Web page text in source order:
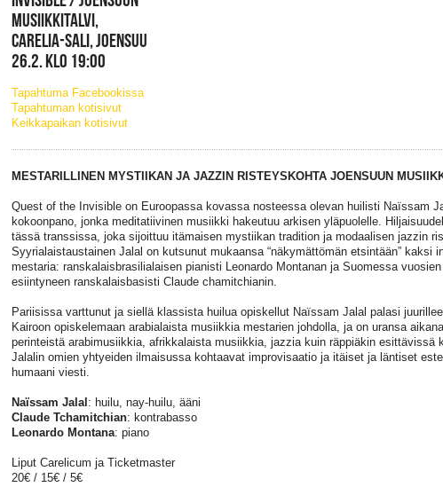
MUSIIKKITALVI,
CARELIA-SALI, JOENSUU
26.2. KLO 19:00
Tapahtuma Facebookissa
Tapahtuman kotisivut
Keikkapaikan kotisivut
MESTARILLINEN MYSTIIKAN JA JAZZIN RISTEYSKOHTA JOENSUUN
Quest of the Invisible on Euroopassa kovassa nosteessa olevan huilisti Naïssam
kokoonpano, jonka meditatiivinen musiikki hakeutuu arkisen yläpuolelle.
tässä transsissa, joka sijoittuu itämaisen mystiikan tradition ja modaalisen jazzin
Syyrialaistaustainen Jalal on kutsunut mukaansa “näkymättömän etsintään” kaksi
mestaria: ranskalaisbrasilialaisen pianisti Leonardo Montanan ja Suomessa
esiintyneen ranskalaisbasisti Claude chamitchianin.
Pariisissa varttunut ja siellä klassista huilua opiskellut Naïssam Jalal palasi
Kairoon opiskelemaan arabialaista musiikkia mestarien johdolla, ja on uransa
perinteistä arabimusiikkia, afrikkalaista musiikkia, jazzia kuin räppiäkin esittävissä
Jalalin omien yhtyeiden ilmaisussa kohtaavat improvisaatio ja itäiset ja läntiset
humaani viesti.
Naïssam Jalal : huilu, nay-huilu, ääni
Claude Tchamitchian: kontrabasso
Leonardo Montana: piano
Liput Carelicum ja Ticketmaster
20€ / 15€ / 5€